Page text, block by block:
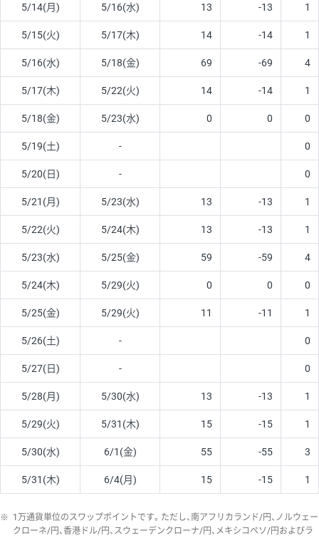
5/14(月) 5/16(水) 13 -13 1
5/15(火) 5/17(木) 14 -14 1
5/16(水) 5/18(金) 69 -69 4
5/17(木) 5/22(火) 14 -14 1
5/18(金) 5/23(水) 0 0 0
5/19(土) - 0
5/20(日) - 0
5/21(月) 5/23(水) 13 -13 1
5/22(火) 5/24(木) 13 -13 1
5/23(水) 5/25(金) 59 -59 4
5/24(木) 5/29(火) 0 0 0
5/25(金) 5/29(火) 11 -11 1
5/26(土) - 0
5/27(日) - 0
5/28(月) 5/30(水) 13 -13 1
5/29(火) 5/31(木) 15 -15 1
5/30(水) 6/1(金) 55 -55 3
5/31(木) 6/4(月) 15 -15 1
※ 1万通貨単位のスワップポイントです。ただし、南アフリカランド/円、ノルウェー
クローネ/円、香港ドル/円、スウェーデンクローナ/円、メキシコペソ/円およびラ